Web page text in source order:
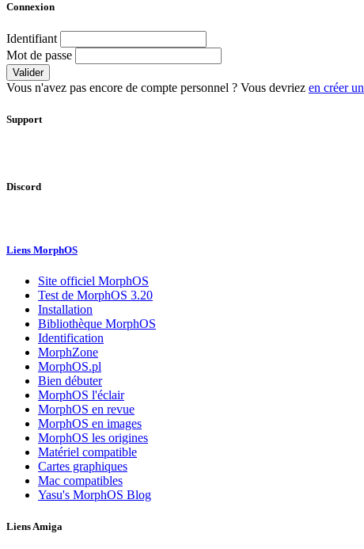
Connexion
Identifiant
Mot de passe
Valider
Vous n'avez pas encore de compte personnel ? Vous devriez en créer un
Support
Discord
Liens MorphOS
Site officiel MorphOS
Test de MorphOS 3.20
Installation
Bibliothèque MorphOS
Identification
MorphZone
MorphOS.pl
Bien débuter
MorphOS l'éclair
MorphOS en revue
MorphOS en images
MorphOS les origines
Matériel compatible
Cartes graphiques
Mac compatibles
Yasu's MorphOS Blog
Liens Amiga